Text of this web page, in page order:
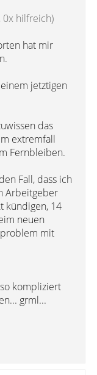
0x hilfreich)
hat mir
jetztigen
das
extremfall
Fernbleiben.
Fall, dass ich
Arbeitgeber
kündigen, 14
neuen
mit
kompliziert
grml...